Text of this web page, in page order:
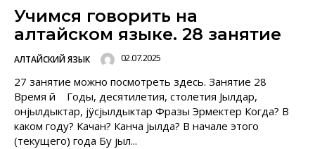
Учимся говорить на
алтайском языке. 28 занятие
АЛТАЙСКИЙ ЯЗЫК 02.07.2025
27 занятие можно посмотреть здесь. Занятие 28
Время ӧй Годы, десятилетия, столетия Jылдар,
онjылдыктар, jÿcjылдыктар Фразы Эрмектер Когда? В
каком году? Качан? Канча jылда? В начале этого
(текущего) года Бу jыл...